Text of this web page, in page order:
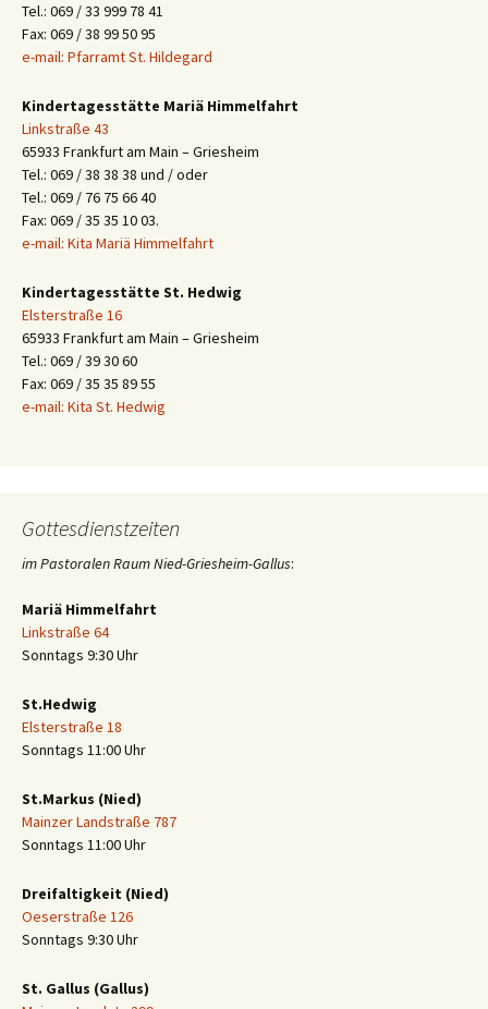
Tel.: 069 / 33 999 78 41
Fax: 069 / 38 99 50 95
e-mail: Pfarramt St. Hildegard
Kindertagesstätte Mariä Himmelfahrt
Linkstraße 43
65933 Frankfurt am Main – Griesheim
Tel.: 069 / 38 38 38 und / oder
Tel.: 069 / 76 75 66 40
Fax: 069 / 35 35 10 03.
e-mail: Kita Mariä Himmelfahrt
Kindertagesstätte St. Hedwig
Elsterstraße 16
65933 Frankfurt am Main – Griesheim
Tel.: 069 / 39 30 60
Fax: 069 / 35 35 89 55
e-mail: Kita St. Hedwig
Gottesdienstzeiten
im Pastoralen Raum Nied-Griesheim-Gallus:
Mariä Himmelfahrt
Linkstraße 64
Sonntags 9:30 Uhr
St.Hedwig
Elsterstraße 18
Sonntags 11:00 Uhr
St.Markus (Nied)
Mainzer Landstraße 787
Sonntags 11:00 Uhr
Dreifaltigkeit (Nied)
Oeserstraße 126
Sonntags 9:30 Uhr
St. Gallus (Gallus)